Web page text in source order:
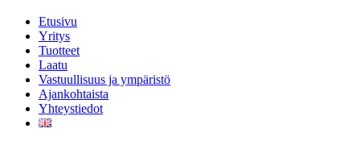
Etusivu
Yritys
Tuotteet
Laatu
Vastuullisuus ja ympäristö
Ajankohtaista
Yhteystiedot